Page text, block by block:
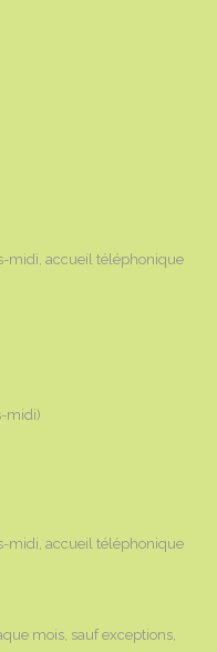
midi, accueil téléphonique
midi)
midi, accueil téléphonique
mois, sauf exceptions,